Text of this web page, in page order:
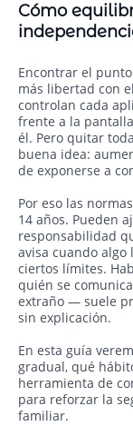
Cómo
Encontrar el
más libertad con
controlan cada
frente a la
él. Pero quitar
buena idea:
de exponerse a
Por eso las
14 años. Pueden
responsabilidad
avisa cuando
ciertos límites.
quién se
extraño — suele
sin explicación.
En esta guía
gradual, qué
herramienta de
para reforzar la
familiar.